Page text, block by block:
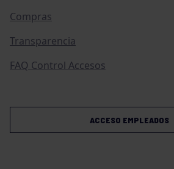
Compras
Transparencia
FAQ Control Accesos
ACCESO EMPLEADOS